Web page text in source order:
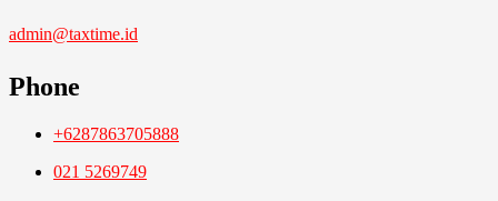
admin@taxtime.id
Phone
+6287863705888
021 5269749